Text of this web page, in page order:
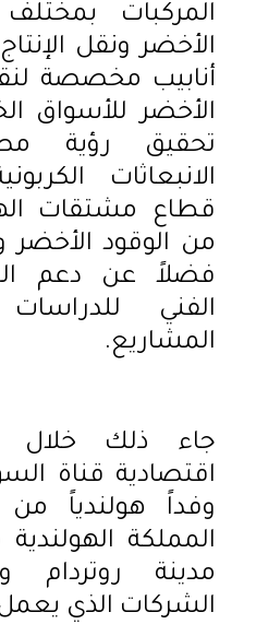
المركبات بمختلف
الأخضر ونقل
أنابيب مخصصة
الأخضر للأسواق
تحقيق رؤية
الانبعاثات
قطاع مشتقات
من الوقود الأخضر
فضلاً عن دعم
الفني
المشاريع.
جاء ذلك خلال
اقتصادية قناة
وفداً هولندياً
المملكة
مدينة روتردام
الشركات الذي